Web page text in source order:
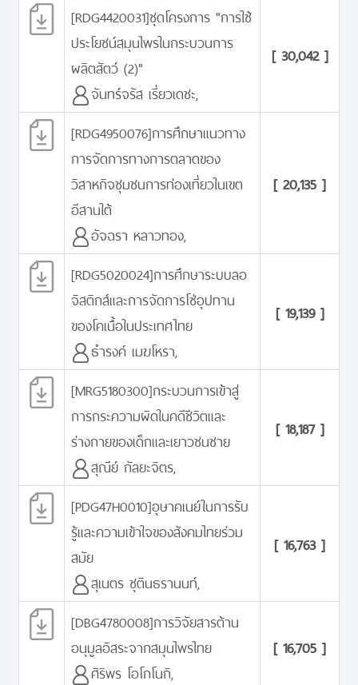
[RDG4420031]ชุดโครงการ "การใช้
ประโยชน์สมุนไพรในกระบวนการ
ผลิตสัตว์ (2)"
จันทร์จรัส เรี่ยวเดชะ,
[ 30,042 ]
[RDG4950076]การศึกษาแนวทาง
การจัดการทางการตลาดของ
วิสาหกิจชุมชนการท่องเที่ยวในเขต
อีสานใต้
อัจฉรา หลาวทอง,
[ 20,135 ]
[RDG5020024]การศึกษาระบบลอ
จิสติกส์และการจัดการโซ่อุปทาน
ของโคเนื้อในประเทศไทย
ธำรงค์ เมฆโหรา,
[ 19,139 ]
[MRG5180300]กระบวนการเข้าสู่
การกระความผิดในคดีชีวิตและ
ร่างกายของเด็กและเยาวชนชาย
สุณีย์ กัลยะจิตร,
[ 18,187 ]
[PDG47H0010]อุษาคเนย์ในการรับ
รู้และความเข้าใจของสังคมไทยร่วม
สมัย
สุเนตร ชุตินธรานนท์,
[ 16,763 ]
[DBG4780008]การวิจัยสารต้าน
อนุมูลอิสระจากสมุนไพรไทย
ศิริพร โอโกโนกิ,
[ 16,705 ]